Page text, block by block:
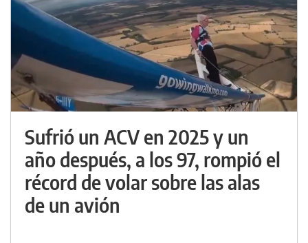
Sufrió un ACV en 2025 y un
año después, a los 97, rompió el
récord de volar sobre las alas
de un avión